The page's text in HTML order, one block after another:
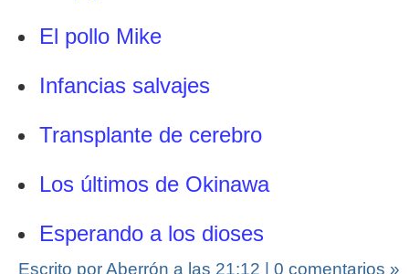
El pollo Mike
Infancias salvajes
Transplante de cerebro
Los últimos de Okinawa
Esperando a los dioses
Escrito por Aberrón a las 21:12 | 0 comentarios »